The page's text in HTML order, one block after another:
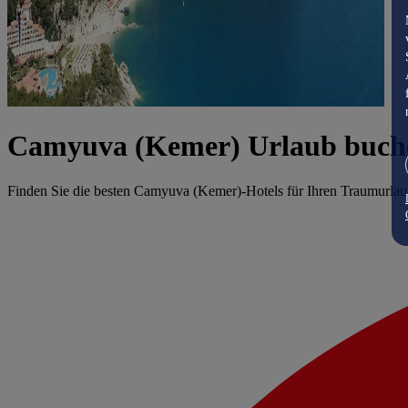
Camyuva (Kemer) Urlaub
Finden Sie die besten Camyuva (Kemer)-Hotels für Ihren